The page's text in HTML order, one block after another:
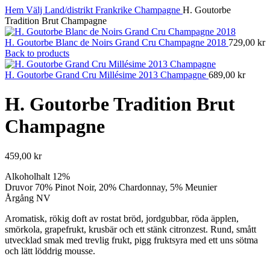
Hem Välj Land/distrikt Frankrike Champagne H. Goutorbe
Tradition Brut Champagne
H. Goutorbe Blanc de Noirs Grand Cru Champagne 2018 729,00 kr
Back to products
H. Goutorbe Grand Cru Millésime 2013 Champagne 689,00 kr
H. Goutorbe Tradition Brut
Champagne
459,00 kr
Alkoholhalt 12%
Druvor 70% Pinot Noir, 20% Chardonnay, 5% Meunier
Årgång NV
Aromatisk, rökig doft av rostat bröd, jordgubbar, röda äpplen,
smörkola, grapefrukt, krusbär och ett stänk citronzest. Rund, smått
utvecklad smak med trevlig frukt, pigg fruktsyra med ett uns sötma
och lätt löddrig mousse.